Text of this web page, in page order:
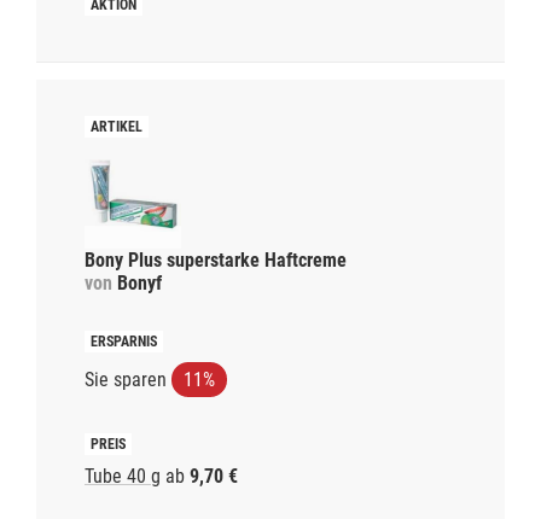
Bony Plus superstarke Haftcreme
von Bonyf
Sie sparen 11%
Tube 40 g ab 9,70 €